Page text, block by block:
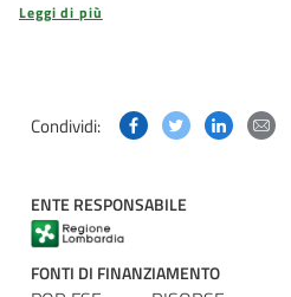
Leggi di più
Condividi: Condividi questa
Condividi
ENTE RESPONSABILE
FONTI DI FINANZIAMENTO